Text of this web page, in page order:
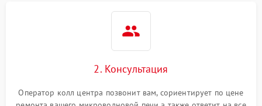
1000 ₽
2. Консультация
Оператор колл центра позвонит вам, сориентирует по цене